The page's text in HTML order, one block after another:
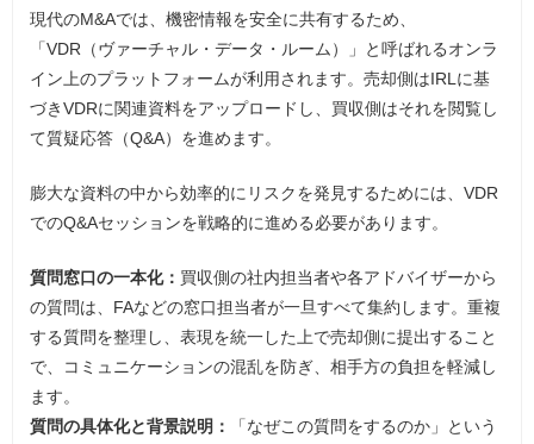
現代のM&Aでは、機密情報を安全に共有するため、
「VDR（ヴァーチャル・データ・ルーム）」と呼ばれるオンラ
イン上のプラットフォームが利用されます。売却側はIRLに基
づきVDRに関連資料をアップロードし、買収側はそれを閲覧し
て質疑応答（Q&A）を進めます。
膨大な資料の中から効率的にリスクを発見するためには、VDR
でのQ&Aセッションを戦略的に進める必要があります。
質問窓口の一本化： 買収側の社内担当者や各アドバイザーから
の質問は、FAなどの窓口担当者が一旦すべて集約します。重複
する質問を整理し、表現を統一した上で売却側に提出すること
で、コミュニケーションの混乱を防ぎ、相手方の負担を軽減し
ます。
質問の具体化と背景説明：
「なぜこの質問をするのか」という